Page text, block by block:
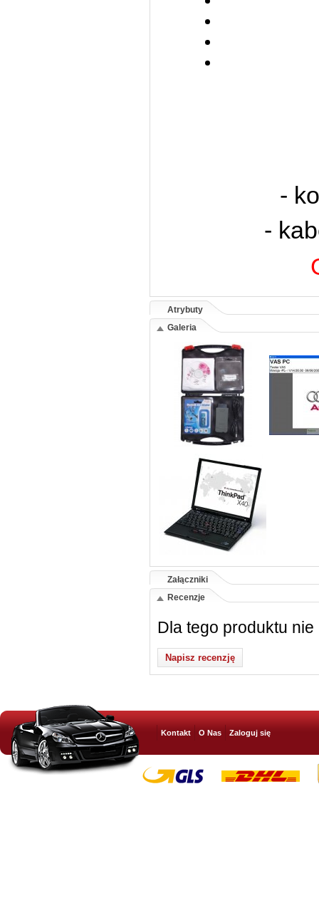
-
-
Atrybuty
Galeria
Załączniki
Recenzje
Dla tego produktu
Napisz recenzję
Kontakt O Nas Zaloguj się